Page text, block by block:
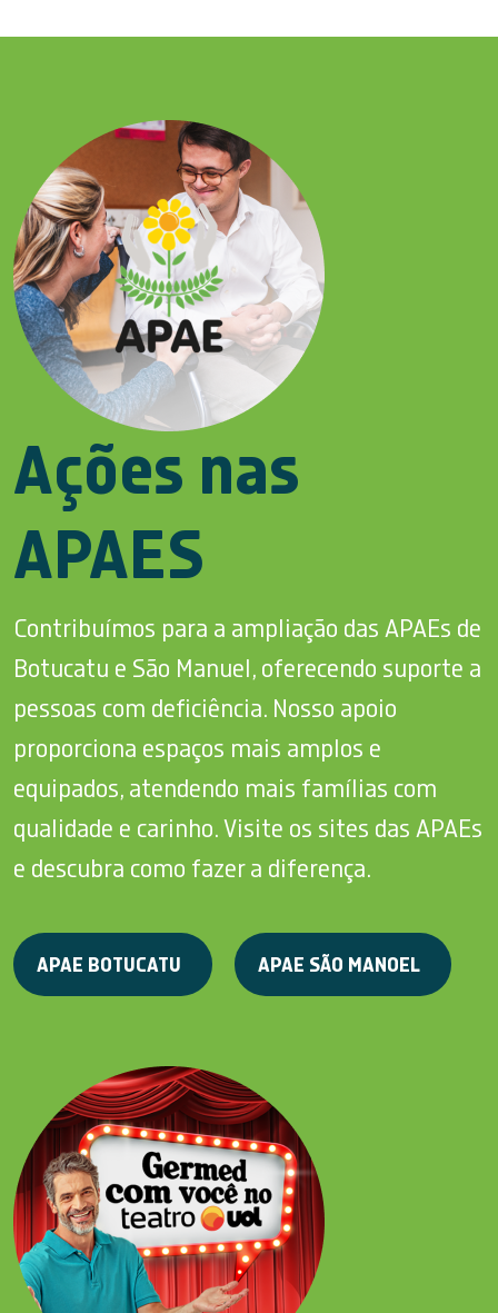
Ações nas
APAES
Contribuímos para a ampliação das APAEs de
Botucatu e São Manuel, oferecendo suporte a
pessoas com deficiência. Nosso apoio
proporciona espaços mais amplos e
equipados, atendendo mais famílias com
qualidade e carinho. Visite os sites das APAEs
e descubra como fazer a diferença.
APAE BOTUCATU APAE SÃO MANOEL